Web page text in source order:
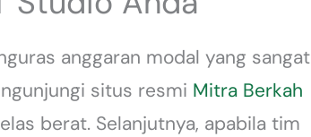
anggaran modal yang sangat
situs resmi Mitra Berkah
berat. Selanjutnya, apabila tim